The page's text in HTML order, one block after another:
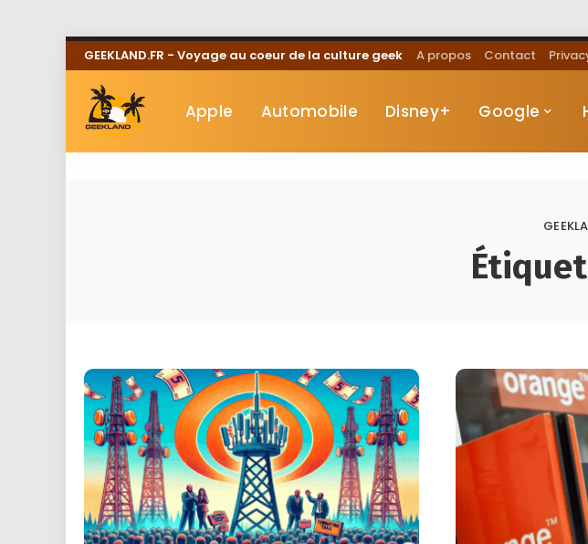
GEEKLAND.FR - Voyage au coeur de la culture geek A propos Contact
Apple Automobile Disney+ Google